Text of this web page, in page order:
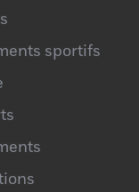
sportifs